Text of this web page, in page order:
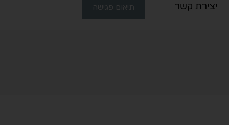
יצירת קשר תיאום פגישה